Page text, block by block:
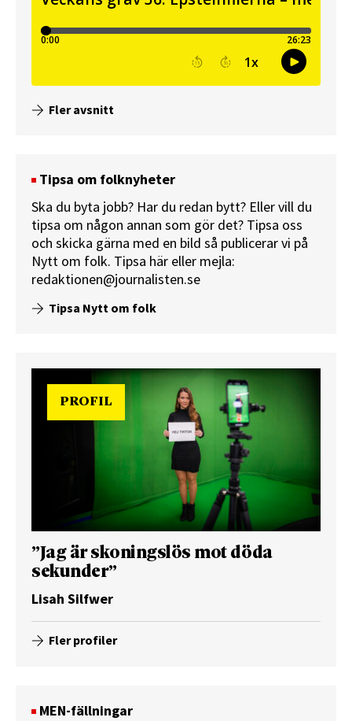
Fler avsnitt
Tipsa om folknyheter
Ska du byta jobb? Har du redan bytt? Eller vill du
tipsa om någon annan som gör det? Tipsa oss
och skicka gärna med en bild så publicerar vi på
Nytt om folk. Tipsa här eller mejla:
redaktionen@journalisten.se
Tipsa Nytt om folk
PROFIL
”Jag är skoningslös mot döda
sekunder”
Lisah Silfwer
Fler profiler
MEN-fällningar